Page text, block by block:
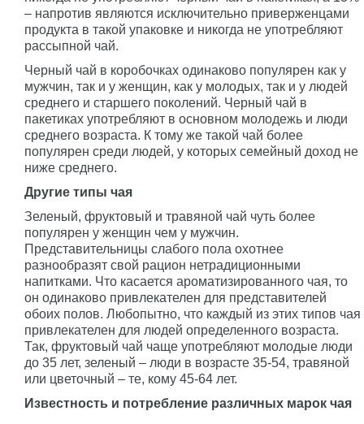
– напротив являются исключительно приверженцами
продукта в такой упаковке и никогда не употребляют
рассыпной чай.
Черный чай в коробочках одинаково популярен как у
мужчин, так и у женщин, как у молодых, так и у людей
среднего и старшего поколений. Черный чай в
пакетиках употребляют в основном молодежь и люди
среднего возраста. К тому же такой чай более
популярен среди людей, у которых семейный доход не
ниже среднего.
Другие типы чая
Зеленый, фруктовый и травяной чай чуть более
популярен у женщин чем у мужчин.
Представительницы слабого пола охотнее
разнообразят свой рацион нетрадиционными
напитками. Что касается ароматизированного чая, то
он одинаково привлекателен для представителей
обоих полов. Любопытно, что каждый из этих типов чая
привлекателен для людей определенного возраста.
Так, фруктовый чай чаще употребляют молодые люди
до 35 лет, зеленый – люди в возрасте 35-54, травяной
или цветочный – те, кому 45-64 лет.
Известность и потребление различных марок чая